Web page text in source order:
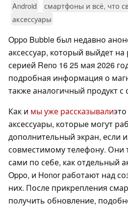
Android
смартфоны и всё, что
аксессуары
Oppo Bubble был недавно
аксессуар, который выйдет
серией Reno 16 25 мая 2026
подробная информация о
также аналогичный продукт с
Как и мы уже рассказывали
аксессуары, которые могут
дополнительный экран, если
совместимому телефону. Они
сами по себе, как отдельный
Oppo, и Honor работают над
них. После прикрепления
получить обновление,